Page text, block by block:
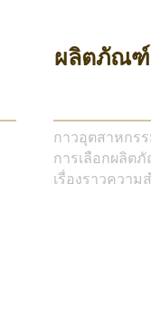
ผลิตภัณฑ์
กาวอุตสาหกร
การเลือกผลิต
เรื่องราวความ